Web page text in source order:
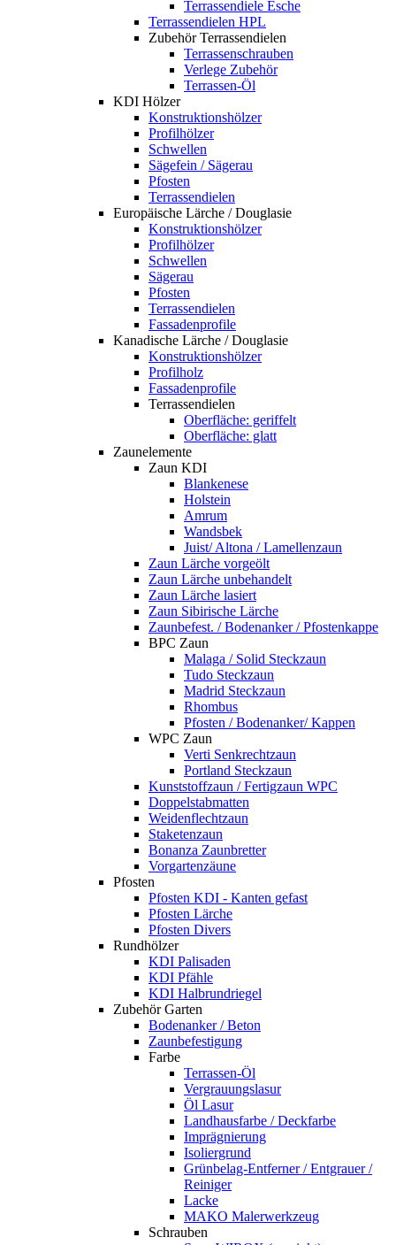
Terrassendiele Esche
Terrassendielen HPL
Zubehör Terrassendielen
Terrassenschrauben
Verlege Zubehör
Terrassen-Öl
KDI Hölzer
Konstruktionshölzer
Profilhölzer
Schwellen
Sägefein / Sägerau
Pfosten
Terrassendielen
Europäische Lärche / Douglasie
Konstruktionshölzer
Profilhölzer
Schwellen
Sägerau
Pfosten
Terrassendielen
Fassadenprofile
Kanadische Lärche / Douglasie
Konstruktionshölzer
Profilholz
Fassadenprofile
Terrassendielen
Oberfläche: geriffelt
Oberfläche: glatt
Zaunelemente
Zaun KDI
Blankenese
Holstein
Amrum
Wandsbek
Juist/ Altona / Lamellenzaun
Zaun Lärche vorgeölt
Zaun Lärche unbehandelt
Zaun Lärche lasiert
Zaun Sibirische Lärche
Zaunbefest. / Bodenanker / Pfostenkappe
BPC Zaun
Malaga / Solid Steckzaun
Tudo Steckzaun
Madrid Steckzaun
Rhombus
Pfosten / Bodenanker/ Kappen
WPC Zaun
Verti Senkrechtzaun
Portland Steckzaun
Kunststoffzaun / Fertigzaun WPC
Doppelstabmatten
Weidenflechtzaun
Staketenzaun
Bonanza Zaunbretter
Vorgartenzäune
Pfosten
Pfosten KDI - Kanten gefast
Pfosten Lärche
Pfosten Divers
Rundhölzer
KDI Palisaden
KDI Pfähle
KDI Halbrundriegel
Zubehör Garten
Bodenanker / Beton
Zaunbefestigung
Farbe
Terrassen-Öl
Vergrauungslasur
Öl Lasur
Landhausfarbe / Deckfarbe
Imprägnierung
Isoliergrund
Grünbelag-Entferner / Entgrauer /
Reiniger
Lacke
MAKO Malerwerkzeug
Schrauben